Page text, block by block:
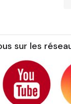
sur les